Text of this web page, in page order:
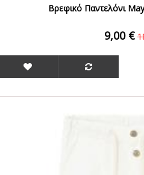
Βρεφικό Παντελόνι
9,00 €